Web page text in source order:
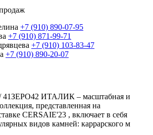
+7 (910) 890-07-95
+7 (910) 871-99-71
+7 (910) 103-83-47
+7 (910) 890-20-07
41ЗЕРО42 ИТАЛИК – масштабная и
представленная на
CERSAIE'23 , включает в себя
видов камней: каррарского м